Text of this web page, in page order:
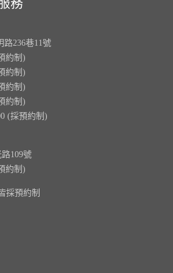
務
路236巷11號
約制)
約制)
約制)
約制)
(採預約制)
109號
約制)
採預約制